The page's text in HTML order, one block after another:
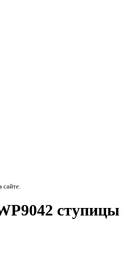
сайте.
ступицы